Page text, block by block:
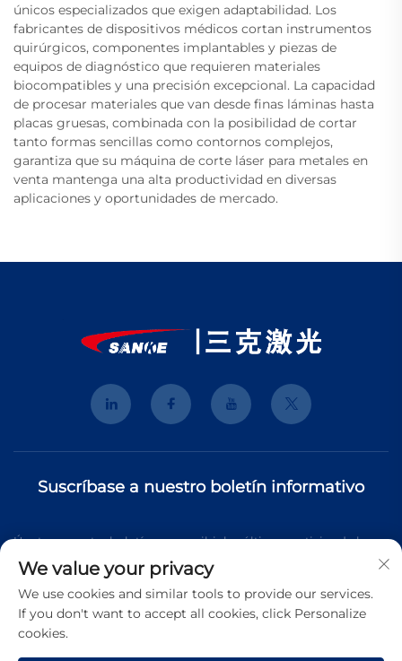
únicos especializados que exigen adaptabilidad. Los
fabricantes de dispositivos médicos cortan instrumentos
quirúrgicos, componentes implantables y piezas de
equipos de diagnóstico que requieren materiales
biocompatibles y una precisión excepcional. La capacidad
de procesar materiales que van desde finas láminas hasta
placas gruesas, combinada con la posibilidad de cortar
tanto formas sencillas como contornos complejos,
garantiza que su máquina de corte láser para metales en
venta mantenga una alta productividad en diversas
aplicaciones y oportunidades de mercado.
Suscríbase a nuestro boletín informativo
Únete a nuestro boletín para recibir las últimas noticias de la
industria, actualizaciones y perspectivas de nuestro equipo.
We value your privacy
We use cookies and similar tools to provide our services.
If you don't want to accept all cookies, click Personalize
cookies.